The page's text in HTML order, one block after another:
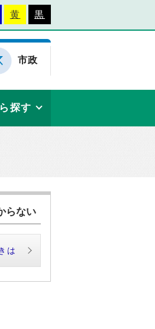
黄 黒
市政
探す
らない
は